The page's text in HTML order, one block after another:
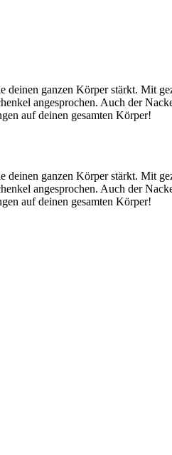
ganzen Körper stärkt. Mit
angesprochen. Auch der
auf deinen gesamten Körper!
ganzen Körper stärkt. Mit
angesprochen. Auch der
auf deinen gesamten Körper!